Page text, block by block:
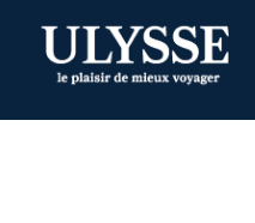
TEST